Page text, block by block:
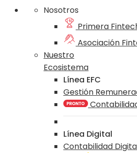
Nosotros
Primera
Asociación
Nuestro
Ecosistema
Línea EFC
Gestión
Línea Digital
Contabilidad